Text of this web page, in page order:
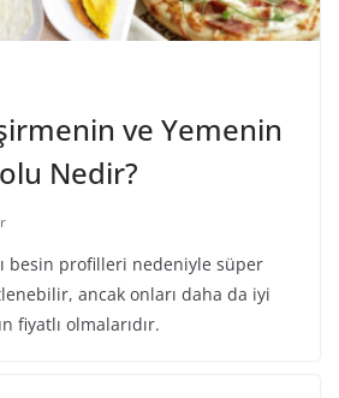
ve Yemenin
Nedir?
besin profilleri nedeniyle süper
ancak onları daha da iyi
fiyatlı olmalarıdır.